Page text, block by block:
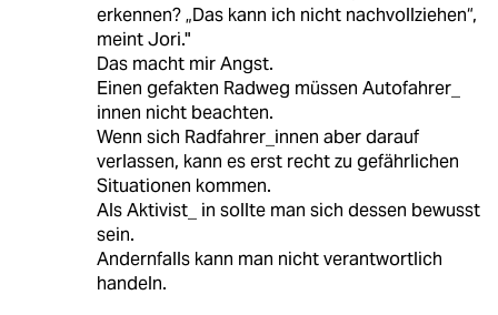
erkennen? „Das kann ich nicht nachvollziehen“,
meint Jori."
Das macht mir Angst.
Einen gefakten Radweg müssen Autofahrer_
innen nicht beachten.
Wenn sich Radfahrer_innen aber darauf
verlassen, kann es erst recht zu gefährlichen
Situationen kommen.
Als Aktivist_ in sollte man sich dessen bewusst
sein.
Andernfalls kann man nicht verantwortlich
handeln.